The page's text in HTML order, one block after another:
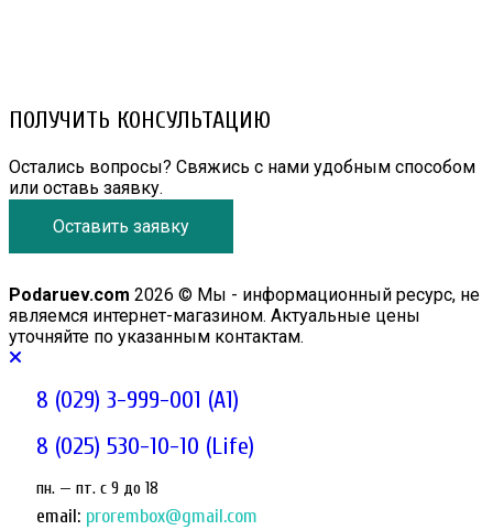
ПОЛУЧИТЬ КОНСУЛЬТАЦИЮ
Остались вопросы? Свяжись с нами удобным способом
или оставь заявку.
Оставить заявку
Podaruev.com 2026 © Мы - информационный ресурс, не
являемся интернет-магазином. Актуальные цены
уточняйте по указанным контактам.
8 (029) 3-999-001 (A1)
8 (025) 530-10-10 (Life)
пн. — пт. c 9 до 18
email: prorembox@gmail.com